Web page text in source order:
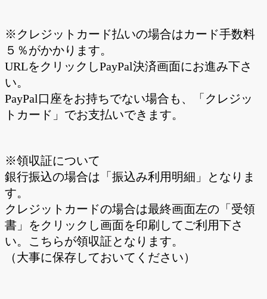
※クレジットカード払いの場合はカード手数料
５％がかかります。
URLをクリックしPayPal決済画面にお進み下さ
い。
PayPal口座をお持ちでない場合も、「クレジッ
トカード」でお支払いできます。
※領収証について
銀行振込の場合は「振込み利用明細」となりま
す。
クレジットカードの場合は最終画面左の「受領
書」をクリックし画面を印刷してご利用下さ
い。こちらが領収証となります。
（大事に保存しておいてください）